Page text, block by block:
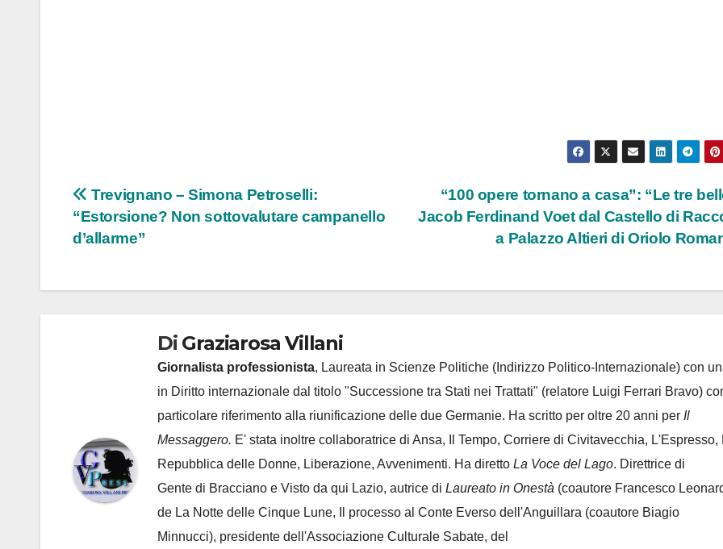
Navigazione
articoli
“100 opere tornano a casa”: “Le tre
Jacob Ferdinand Voet dal Castello di
a Palazzo Altieri di Oriolo
Trevignano – Simona Petroselli:
“Estorsione? Non sottovalutare campanello
d’allarme”
Di Graziarosa Villani
Giornalista professionista, Laureata in Scienze Politiche (Indirizzo Politico-Internazionale) con
in Diritto internazionale dal titolo "Successione tra Stati nei Trattati" (relatore Luigi Ferrari Bravo)
particolare riferimento alla riunificazione delle due Germanie. Ha scritto per oltre 20 anni per Il
Messaggero. E' stata inoltre collaboratrice di Ansa, Il Tempo, Corriere di Civitavecchia, L'Espresso,
Repubblica delle Donne, Liberazione, Avvenimenti. Ha diretto La Voce del Lago. Direttrice di
Gente di Bracciano e Visto da qui Lazio, autrice di Laureato in Onestà (coautore Francesco
de La Notte delle Cinque Lune, Il processo al Conte Everso dell'Anguillara (coautore Biagio
Minnucci), presidente dell'Associazione Culturale Sabate, del